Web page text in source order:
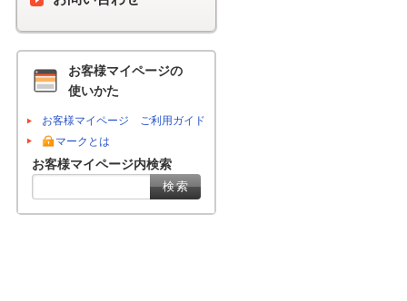
お客様マイページの
使いかた
お客様マイページ ご利用ガイド
マークとは
お客様マイページ内検索